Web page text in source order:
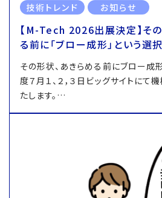
技術トレンド お知らせ
【M-Tech 2026出展決定】そ
る前に「ブロー成形」という選
その形状、あきらめる前にブロー成
度７月１、２，３日ビッグサイトに
たします。…